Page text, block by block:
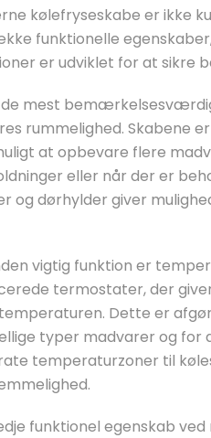
kølefryseskabe er ikke
funktionelle
er udviklet for at sikre
de mest
rummelighed. Skabene
at opbevare flere
eller når der er
og dørhylder giver
vigtig funktion er
termostater, der
Dette er
typer madvarer og for
temperaturzoner til
funktionel egenskab